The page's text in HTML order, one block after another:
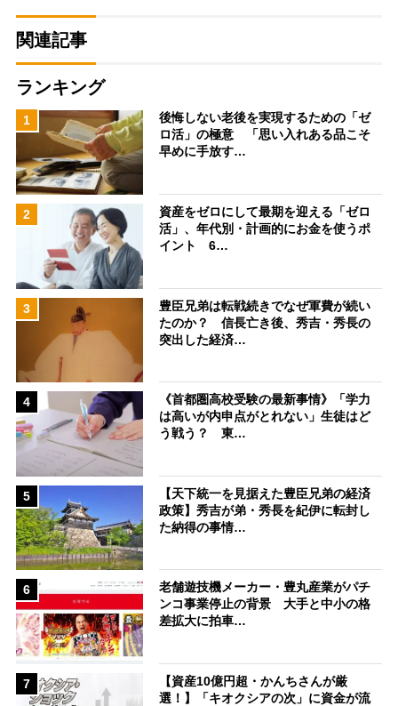
関連記事
ランキング
1
後悔しない老後を実現するための「ゼ
ロ活」の極意 「思い入れある品こそ
早めに手放す…
2
資産をゼロにして最期を迎える「ゼロ
活」、年代別・計画的にお金を使うポ
イント 6…
3
豊臣兄弟は転戦続きでなぜ軍費が続い
たのか？ 信長亡き後、秀吉・秀長の
突出した経済…
4
《首都圏高校受験の最新事情》「学力
は高いが内申点がとれない」生徒はど
う戦う？ 東…
5
【天下統一を見据えた豊臣兄弟の経済
政策】秀吉が弟・秀長を紀伊に転封し
た納得の事情…
6
老舗遊技機メーカー・豊丸産業がパチ
ンコ事業停止の背景 大手と中小の格
差拡大に拍車…
7
【資産10億円超・かんちさんが厳
選！】「キオクシアの次」に資金が流